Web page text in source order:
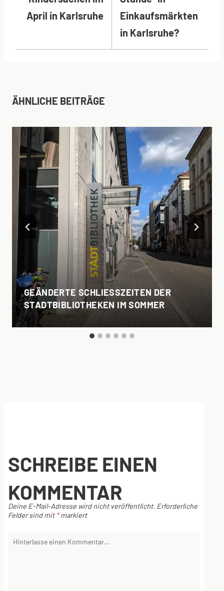
April in Karlsruhe
Einkaufsmärkten
in Karlsruhe?
ÄHNLICHE BEITRÄGE
GEÄNDERTE SCHLIESSZEITEN DER S
TADTBIBLIOTHEKEN IM SOMMER
SCHREIBE EINEN
KOMMENTAR
Deine E-Mail-Adresse wird nicht veröffentlicht. Erforderliche
Felder sind mit *markiert